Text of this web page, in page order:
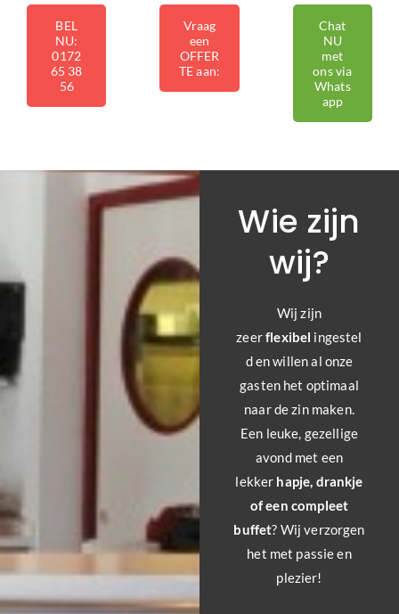
BEL
NU:
0172
65 38
56
Vraag
een
OFFER
TE aan:
Chat
NU
met
ons via
Whats
app
Wie zijn
wij?
Wij zijn
zeerflexibel ingestel
d en willen al onze
gasten het optimaal
naar de zin maken.
Een leuke, gezellige
avond met een
lekker hapje, drankje
of een compleet
buffet? Wij verzorgen
het met passie en
plezier!